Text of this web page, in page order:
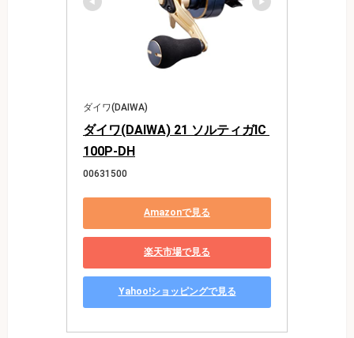
ダイワ(DAIWA)
ダイワ(DAIWA) 21 ソルティガIC
100P-DH
00631500
Amazonで見る
楽天市場で見る
Yahoo!ショッピングで見る